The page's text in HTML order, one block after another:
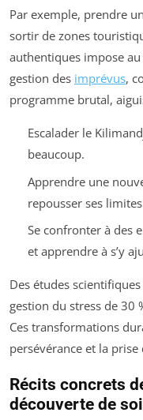
Par exemple, prendre
sortir de zones
authentiques impose au
gestion des imprévus,
programme brutal,
Escalader le
beaucoup.
Apprendre une
repousser ses
Se confronter à des
et apprendre à s’y
Des études
gestion du stress de 30
Ces transformations
persévérance et la
Récits concrets
découverte de soi